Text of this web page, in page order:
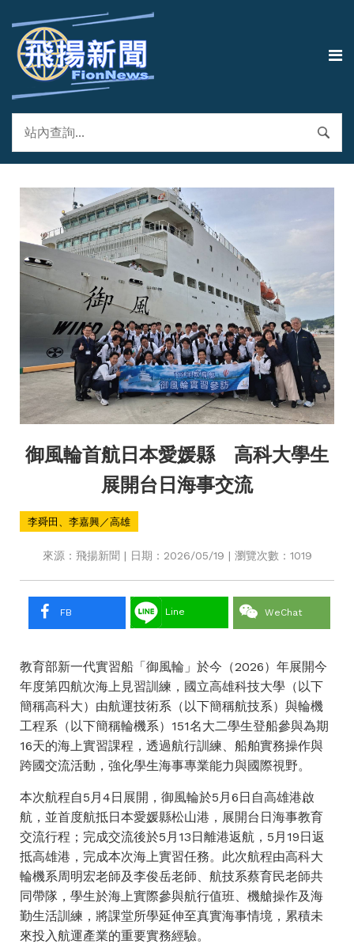
御風輪首航日本愛媛縣 高科大學生
展開台日海事交流
李舜田、李嘉興／高雄
來源：飛揚新聞 | 日期：2026/05/19 | 瀏覽次數：1019
FB Line WeChat
教育部新一代實習船「御風輪」於今（2026）年展開今
年度第四航次海上見習訓練，國立高雄科技大學（以下
簡稱高科大）由航運技術系（以下簡稱航技系）與輪機
工程系（以下簡稱輪機系）151名大二學生登船參與為期
16天的海上實習課程，透過航行訓練、船舶實務操作與
跨國交流活動，強化學生海事專業能力與國際視野。
本次航程自5月4日展開，御風輪於5月6日自高雄港啟
航，並首度航抵日本愛媛縣松山港，展開台日海事教育
交流行程；完成交流後於5月13日離港返航，5月19日返
抵高雄港，完成本次海上實習任務。此次航程由高科大
輪機系周明宏老師及李俊岳老師、航技系蔡育民老師共
同帶隊，學生於海上實際參與航行值班、機艙操作及海
勤生活訓練，將課堂所學延伸至真實海事情境，累積未
來投入航運產業的重要實務經驗。